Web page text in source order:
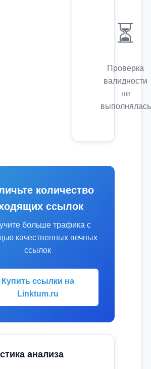
⏳
Проверка
валидности
не
выполнялась
количество
ссылок
больше трафика с
качественных вечных
ссылок
Купить ссылки на
Linktum.ru
анализа